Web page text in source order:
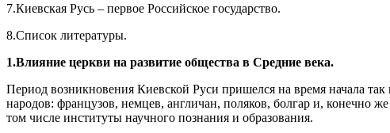
7.Киевская Русь – первое Российское государство.
8.Список литературы.
1.Влияние церкви на развитие общества в Средние века.
Период возникновения Киевской Руси пришелся на время начала
народов: французов, немцев, англичан, поляков, болгар и, конечно
том числе институты научного познания и образования.